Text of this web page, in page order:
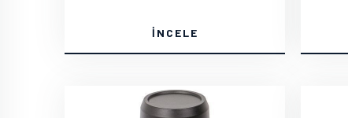
İNCELE